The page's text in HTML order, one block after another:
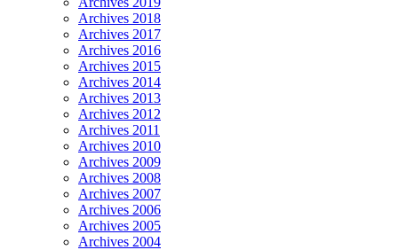
Archives 2018
Archives 2017
Archives 2016
Archives 2015
Archives 2014
Archives 2013
Archives 2012
Archives 2011
Archives 2010
Archives 2009
Archives 2008
Archives 2007
Archives 2006
Archives 2005
Archives 2004